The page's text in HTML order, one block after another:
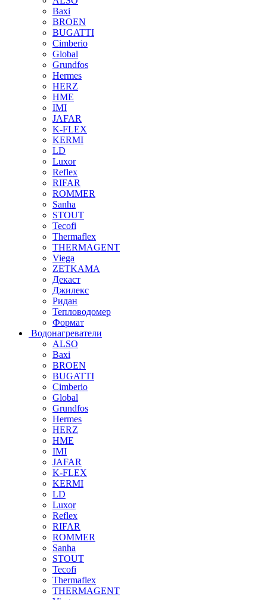
Baxi
BROEN
BUGATTI
Cimberio
Global
Grundfos
Hermes
HERZ
HME
IMI
JAFAR
K-FLEX
KERMI
LD
Luxor
Reflex
RIFAR
ROMMER
Sanha
STOUT
Tecofi
Thermaflex
THERMAGENT
Viega
ZETKAMA
Декаст
Джилекс
Ридан
Тепловодомер
Формат
Водонагреватели
ALSO
Baxi
BROEN
BUGATTI
Cimberio
Global
Grundfos
Hermes
HERZ
HME
IMI
JAFAR
K-FLEX
KERMI
LD
Luxor
Reflex
RIFAR
ROMMER
Sanha
STOUT
Tecofi
Thermaflex
THERMAGENT